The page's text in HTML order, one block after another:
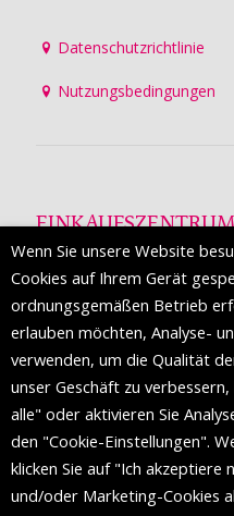
Datenschutzrichtlinie
Nutzungsbedingungen
Die Mall of Split
ist ein
etwa 200
Weltmodemarken, die zum
FOLGEN SIE UNS
Wenn Sie unsere Website
Cookies auf Ihrem Gerät
ordnungsgemäßen Betrieb
erlauben möchten, Analyse-
verwenden, um die Qualität
unser Geschäft zu
alle" oder aktivieren Sie
den "Cookie-Einstellungen".
klicken Sie auf "Ich akzeptiere
und/oder Marketing-Cookies